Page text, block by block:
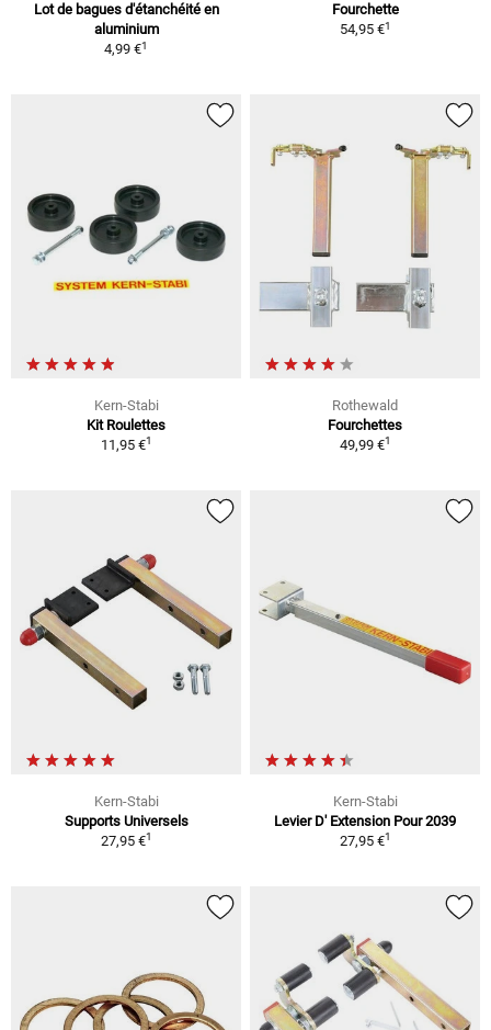
Lot de bagues d'étanchéité en
aluminium
4,99 €1
Fourchette
54,95 €1
Kern-Stabi
Kit Roulettes
11,95 €1
Rothewald
Fourchettes
49,99 €1
Kern-Stabi
Supports Universels
27,95 €1
Kern-Stabi
Levier D' Extension Pour 2039
27,95 €1